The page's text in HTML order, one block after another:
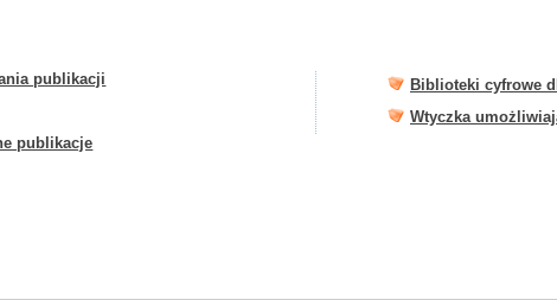
publikacji
publikacje
Biblioteki cyfrowe
Wtyczka